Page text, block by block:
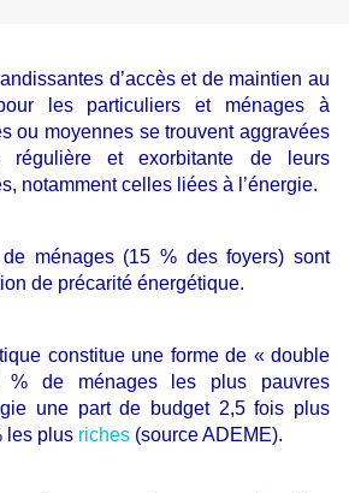
d’accès et de maintien au
les particuliers et ménages à
ou moyennes se trouvent aggravées
régulière et exorbitante de leurs
notamment celles liées à l’énergie.
ménages (15 % des foyers) sont
de précarité énergétique.
constitue une forme de « double
de ménages les plus pauvres
une part de budget 2,5 fois plus
les plus riches (source ADEME).